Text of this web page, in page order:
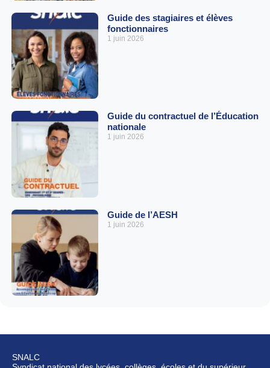
Guide des stagiaires et élèves
fonctionnaires
1 juin 2026
Guide du contractuel de l’Éducation
nationale
1 juin 2026
Guide de l’AESH
1 juin 2026
SNALC